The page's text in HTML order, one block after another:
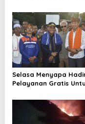
Selasa Menyapa
Pelayanan Gratis